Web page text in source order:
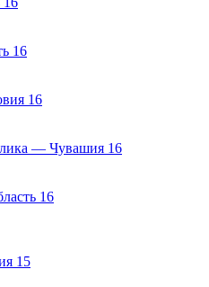
16
16
— Чувашия 16
16
15